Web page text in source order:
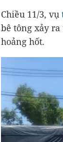
Chiều 11/3, vụ
bê tông xảy
hoảng hốt.